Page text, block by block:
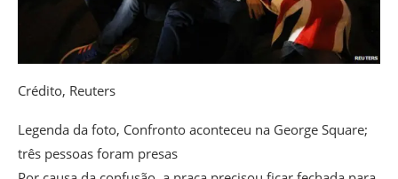
Crédito, Reuters
Legenda da foto, Confronto aconteceu na George Square;
três pessoas foram presas